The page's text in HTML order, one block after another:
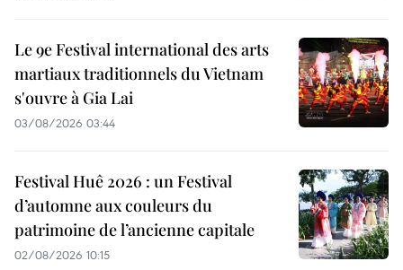
Le 9e Festival international des arts
martiaux traditionnels du Vietnam
s'ouvre à Gia Lai
03/08/2026 03:44
Festival Huê 2026 : un Festival
d’automne aux couleurs du
patrimoine de l’ancienne capitale
02/08/2026 10:15